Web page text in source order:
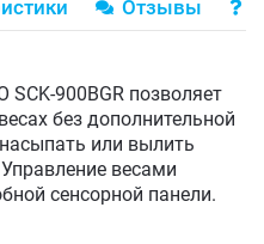
Отзывы
900BGR позволяет
без дополнительной
или вылить
весами
сенсорной панели.